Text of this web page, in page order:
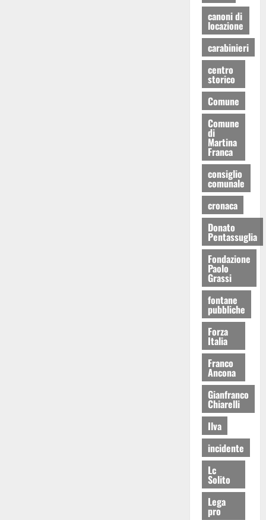
canoni di
locazione
carabinieri
centro
storico
Comune
Comune
di
Martina
Franca
consiglio
comunale
cronaca
Donato
Pentassuglia
Fondazione
Paolo
Grassi
fontane
pubbliche
Forza
Italia
Franco
Ancona
Gianfranco
Chiarelli
Ilva
incidente
Lc
Solito
Lega
pro